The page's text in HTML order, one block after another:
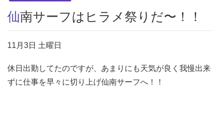
仙南サーフはヒラメ祭りだ〜！！
11月3日 土曜日
休日出勤してたのですが、あまりにも天気が良く我慢出来
ずに仕事を早々に切り上げ仙南サーフへ！！